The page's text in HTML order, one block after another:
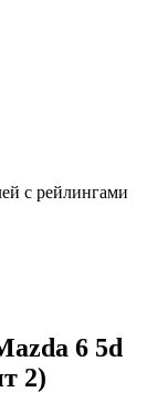
с рейлингами
6 5d
2)